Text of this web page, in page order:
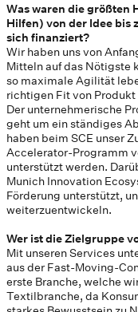
Was waren die größten
Hilfen) von der Idee bis
sich finanziert?
Wir haben uns von
Mitteln auf das Nötigste
so maximale Agilität
richtigen Fit von
Der unternehmerische
geht um ein ständiges
haben beim SCE unser
Accelerator-Programm
unterstützt werden.
Munich Innovation
Förderung unterstützt,
weiterzuentwickeln.
Wer ist die Zielgruppe
Mit unseren Services
aus der Fast-Moving-
erste Branche, welche
Textilbranche, da